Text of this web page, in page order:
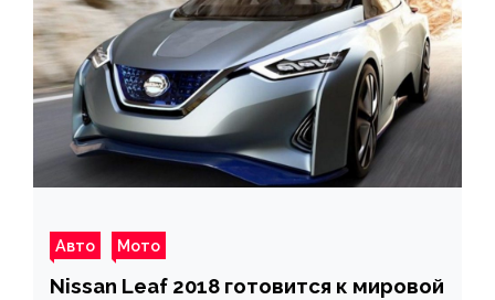
Авто Мото
Nissan Leaf 2018 готовится к мировой